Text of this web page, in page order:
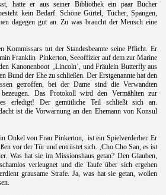
hätte er aus seiner Bibliothek ein paar Bücher
kein Bedarf. Schöne Gürtel, Tücher, Spangen,
dagegen gut an. Zu was braucht der Mensch eine
Kommissars tut der Standesbeamte seine Pflicht. Er
Franklin Pinkerton, Seeoffizier auf dem zur Marine
Kanonenboot
‚Lincoln’, und Fräulein Butterfly aus
Bund der Ehe zu schließen. Der Erstgenannte hat den
getroffen, bei der Dame sind die Verwandten
Das Protokoll wird den Vermählten zur
erledigt! Der gemütliche Teil schließt sich an.
ist die Vorwarnung an den Ehemann von Konsul
Onkel von Frau Pinkerton,
ist ein Spielverderber. Er
vor der Tür und entrüstet sich. ‚Cho Cho San, es ist
Was hat sie im Missionshaus getan? Den Glauben,
verleugnet und die Taufe über sich ergehen
grausame Strafe. Ja, was hat sie getan, wollen